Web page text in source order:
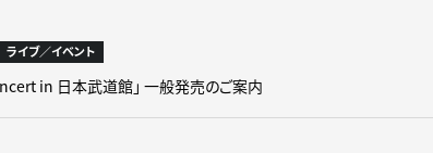
ライブ／イベント
in 日本武道館」 一般発売のご案内